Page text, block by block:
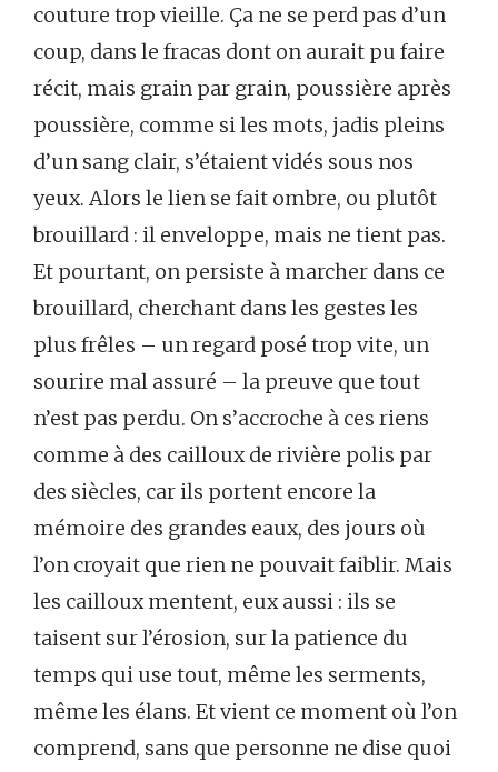
couture trop vieille. Ça ne se perd pas d’un
coup, dans le fracas dont on aurait pu faire
récit, mais grain par grain, poussière après
poussière, comme si les mots, jadis pleins
d’un sang clair, s’étaient vidés sous nos
yeux. Alors le lien se fait ombre, ou plutôt
brouillard : il enveloppe, mais ne tient pas.
Et pourtant, on persiste à marcher dans ce
brouillard, cherchant dans les gestes les
plus frêles – un regard posé trop vite, un
sourire mal assuré – la preuve que tout
n’est pas perdu. On s’accroche à ces riens
comme à des cailloux de rivière polis par
des siècles, car ils portent encore la
mémoire des grandes eaux, des jours où
l’on croyait que rien ne pouvait faiblir. Mais
les cailloux mentent, eux aussi : ils se
taisent sur l’érosion, sur la patience du
temps qui use tout, même les serments,
même les élans. Et vient ce moment où l’on
comprend, sans que personne ne dise quoi